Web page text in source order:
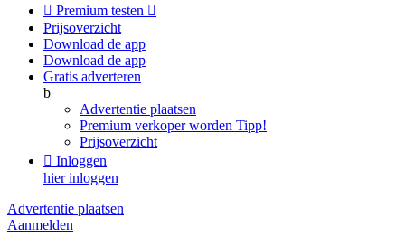
 Premium testen 
Prijsoverzicht
Download de app
Download de app
Gratis adverteren
b
Advertentie plaatsen
Premium verkoper worden Tipp!
Prijsoverzicht
 Inloggen
hier inloggen
Advertentie plaatsen
Aanmelden